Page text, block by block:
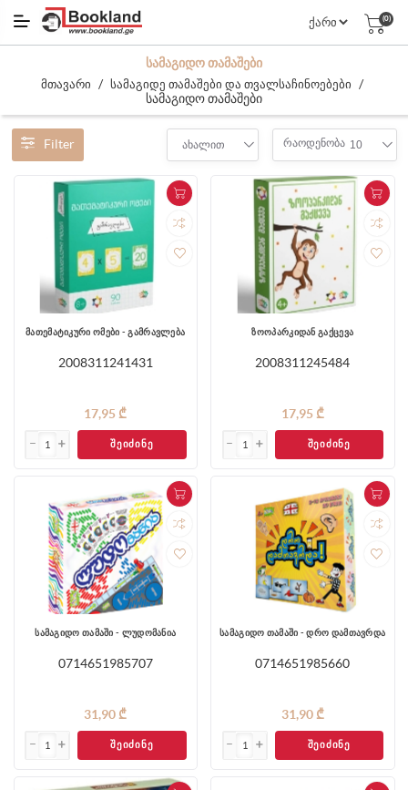
(0)
ᲡᲐᲛᲐᲒᲘᲓᲝ ᲗᲐᲛᲐᲨᲔᲑᲘ
მთავარი / სამაგიდე თამაშები და თვალსაჩინოებები /
სამაგიდო თამაშები
Filter ახალით რაოდენობა 10
მათემატიკური ომები - გამრავლება
2008311241431
17,95 ₾
ᲨᲔᲘᲫᲘᲜᲔ
ზოოპარკიდან გაქცევა
2008311245484
17,95 ₾
ᲨᲔᲘᲫᲘᲜᲔ
სამაგიდო თამაში - ლუდომანია
0714651985707
31,90 ₾
ᲨᲔᲘᲫᲘᲜᲔ
სამაგიდო თამაში - დრო დამთავრდა
0714651985660
31,90 ₾
ᲨᲔᲘᲫᲘᲜᲔ